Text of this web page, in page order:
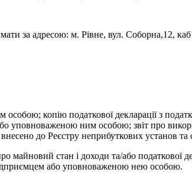
за адресою: м. Рівне, вул. Соборна,12,
копію податкової декларації з
уповноваженою ним особою; звіт про
до Реєстру неприбуткових установ та
майновий стан і доходи та/або податкової
або уповноваженою нею особою.